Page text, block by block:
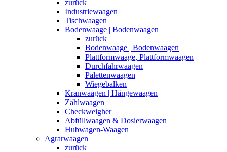
zurück
Industriewaagen
Tischwaagen
Bodenwaage | Bodenwaagen
zurück
Bodenwaage | Bodenwaagen
Plattformwaage, Plattformwaagen
Durchfahrwaagen
Palettenwaagen
Wiegebalken
Kranwaagen | Hängewaagen
Zählwaagen
Checkweigher
Abfüllwaagen & Dosierwaagen
Hubwagen-Waagen
Agrarwaagen
zurück